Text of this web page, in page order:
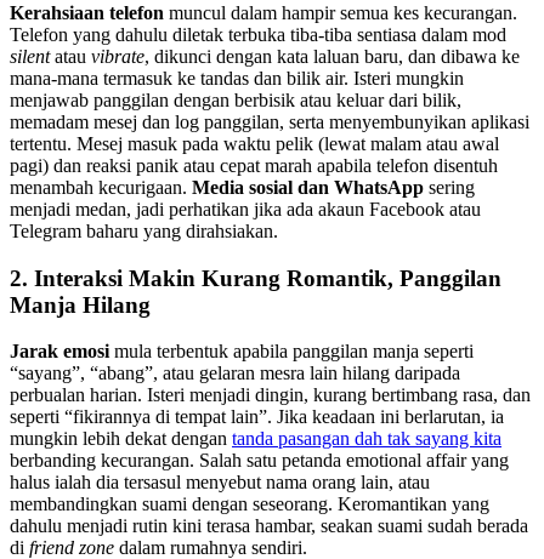
Kerahsiaan telefon muncul dalam hampir semua kes kecurangan.
Telefon yang dahulu diletak terbuka tiba-tiba sentiasa dalam mod
silentatau vibrate, dikunci dengan kata laluan baru, dan dibawa ke
mana-mana termasuk ke tandas dan bilik air. Isteri mungkin
menjawab panggilan dengan berbisik atau keluar dari bilik,
memadam mesej dan log panggilan, serta menyembunyikan aplikasi
tertentu. Mesej masuk pada waktu pelik (lewat malam atau awal
pagi) dan reaksi panik atau cepat marah apabila telefon disentuh
menambah kecurigaan. Media sosial dan WhatsApp sering
menjadi medan, jadi perhatikan jika ada akaun Facebook atau
Telegram baharu yang dirahsiakan.
2. Interaksi Makin Kurang Romantik, Panggilan
Manja Hilang
Jarak emosimula terbentuk apabila panggilan manja seperti
“sayang”, “abang”, atau gelaran mesra lain hilang daripada
perbualan harian. Isteri menjadi dingin, kurang bertimbang rasa, dan
seperti “fikirannya di tempat lain”. Jika keadaan ini berlarutan, ia
mungkin lebih dekat dengan tanda pasangan dah tak sayang kita
berbanding kecurangan. Salah satu petanda emotional affair yang
halus ialah dia tersasul menyebut nama orang lain, atau
membandingkan suami dengan seseorang. Keromantikan yang
dahulu menjadi rutin kini terasa hambar, seakan suami sudah berada
di friend zone dalam rumahnya sendiri.